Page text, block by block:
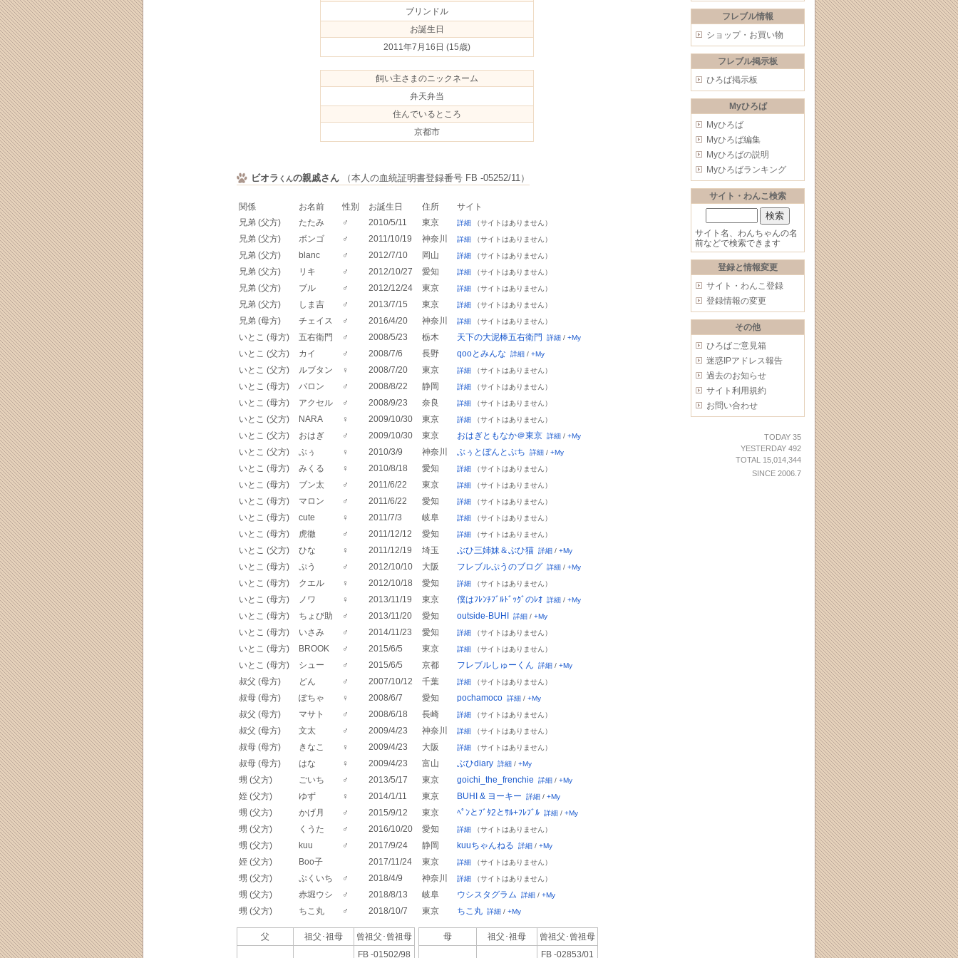
フレブル情報
ショップ・お買い物
フレブル掲示板
ひろば掲示板
Myひろば
Myひろば
Myひろば編集
Myひろばの説明
Myひろばランキング
サイト・わんこ検索
サイト名、わんちゃんの名
前などで検索できます
登録と情報変更
サイト・わんこ登録
登録情報の変更
その他
ひろばご意見箱
迷惑IPアドレス報告
過去のお知らせ
サイト利用規約
お問い合わせ
TODAY 35
YESTERDAY 492
TOTAL 15,014,344
SINCE 2006.7
ブリンドル
お誕生日
2011年7月16日 (15歳)
飼い主さまのニックネーム
弁天弁当
住んでいるところ
京都市
ビオラ くんの親戚さん（本人の血統証明書登録番号 FB -05252/11）
関係 お名前 性別 お誕生日 住所
サイト
兄弟 (父方)
たたみ ♂ 2010/5/11 東京 詳細（サイトはありません）
兄弟 (父方) ボンゴ ♂ 2011/10/19 神奈川 詳細（サイトはありません）
兄弟 (父方) blanc ♂ 2012/7/10 岡山 詳細（サイトはありません）
兄弟 (父方) リキ ♂ 2012/10/27 愛知 詳細（サイトはありません）
兄弟 (父方) ブル ♂ 2012/12/24 東京 詳細（サイトはありません）
兄弟 (父方) しま吉 ♂ 2013/7/15 東京 詳細（サイトはありません）
兄弟 (母方) チェイス ♂ 2016/4/20 神奈川 詳細（サイトはありません）
いとこ (母方) 五右衛門 ♂ 2008/5/23 栃木 天下の大泥棒五右衛門 詳細/ +My
いとこ (父方) カイ ♂ 2008/7/6 長野 qooとみんな 詳細/ +My
いとこ (父方) ルブタン ♀ 2008/7/20 東京 詳細（サイトはありません）
いとこ (母方) バロン ♂ 2008/8/22 静岡 詳細（サイトはありません）
いとこ (母方) アクセル ♂ 2008/9/23 奈良 詳細（サイトはありません）
いとこ (父方) NARA ♀ 2009/10/30 東京 詳細（サイトはありません）
いとこ (父方) おはぎ ♂ 2009/10/30 東京 おはぎともなか＠東京 詳細/ +My
いとこ (父方) ぶぅ ♀ 2010/3/9 神奈川 ぶぅとぼんとぷち 詳細/ +My
いとこ (母方) みくる ♀ 2010/8/18 愛知 詳細（サイトはありません）
いとこ (母方) ブン太 ♂ 2011/6/22 東京 詳細（サイトはありません）
いとこ (母方) マロン ♂ 2011/6/22 愛知 詳細（サイトはありません）
いとこ (母方) cute ♀ 2011/7/3 岐阜 詳細（サイトはありません）
いとこ (母方) 虎徹 ♂ 2011/12/12 愛知 詳細（サイトはありません）
いとこ (父方) ひな ♀ 2011/12/19 埼玉 ぶひ三姉妹＆ぶひ猫 詳細/ +My
いとこ (母方) ぷう ♂ 2012/10/10 大阪 フレブルぷうのブログ 詳細/ +My
いとこ (母方) クエル ♀ 2012/10/18 愛知 詳細（サイトはありません）
いとこ (母方) ノワ ♀ 2013/11/19 東京 僕はﾌﾚﾝﾁﾌﾞﾙﾄﾞｯｸﾞのﾚｵ 詳細/ +My
いとこ (母方) ちょび助 ♂ 2013/11/20 愛知 outside-BUHI 詳細/ +My
いとこ (母方) いさみ ♂ 2014/11/23 愛知 詳細（サイトはありません）
いとこ (母方) BROOK ♂ 2015/6/5 東京 詳細（サイトはありません）
いとこ (母方) シュー ♂ 2015/6/5 京都 フレブルしゅーくん 詳細/ +My
叔父 (母方) どん ♂ 2007/10/12 千葉 詳細（サイトはありません）
叔母 (母方) ぽちゃ ♀ 2008/6/7 愛知 pochamoco 詳細/ +My
叔父 (母方) マサト ♂ 2008/6/18 長崎 詳細（サイトはありません）
叔父 (母方) 文太 ♂ 2009/4/23 神奈川 詳細（サイトはありません）
叔母 (母方) きなこ ♀ 2009/4/23 大阪 詳細（サイトはありません）
叔母 (母方) はな ♀ 2009/4/23 富山 ぶひdiary 詳細/ +My
甥 (父方) ごいち ♂ 2013/5/17 東京 goichi_the_frenchie 詳細/ +My
姪 (父方) ゆず ♀ 2014/1/11 東京 BUHI & ヨーキー 詳細/ +My
甥 (父方) かげ月 ♂ 2015/9/12 東京 ﾍﾟﾝとﾌﾞﾀ2とｻﾙ+ﾌﾚﾌﾞﾙ 詳細/ +My
甥 (父方) くうた ♂ 2016/10/20 愛知 詳細（サイトはありません）
甥 (父方) kuu ♂ 2017/9/24 静岡 kuuちゃんねる 詳細/ +My
姪 (父方) Boo子 2017/11/24 東京 詳細（サイトはありません）
甥 (父方) ぷくいち ♂ 2018/4/9 神奈川 詳細（サイトはありません）
甥 (父方) 赤堀ウシ ♂ 2018/8/13 岐阜 ウシスタグラム 詳細/ +My
甥 (父方) ちこ丸 ♂ 2018/10/7 東京 ちこ丸 詳細/ +My
父 祖父･祖母 曾祖父･ 曾祖母
FB -01502/98
母 祖父･祖母 曾祖父･ 曾祖母
FB -02853/01